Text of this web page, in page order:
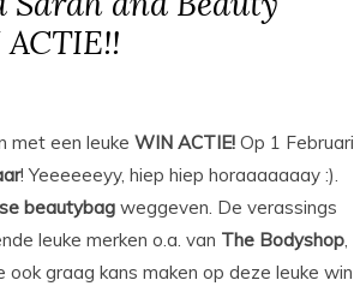
met een leuke WIN ACTIE! Op 1 Februari
! Yeeeeeeyy, hiep hiep horaaaaaaay :).
beautybag weggeven. De verassings
leuke merken o.a. van The Bodyshop,
ook graag kans maken op deze leuke win